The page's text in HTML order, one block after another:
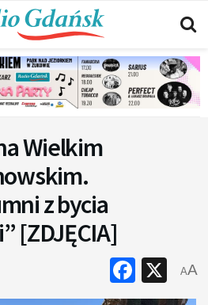
Wielkim
z bycia
[ZDJĘCIA]
X
AA